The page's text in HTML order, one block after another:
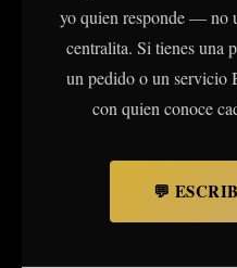
yo quien responde — no
centralita. Si tienes una
un pedido o un servicio
con quien conoce
💬